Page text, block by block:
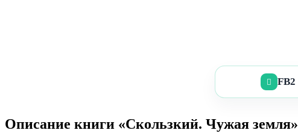
FB2
Описание книги «Скользкий. Чужая земля»